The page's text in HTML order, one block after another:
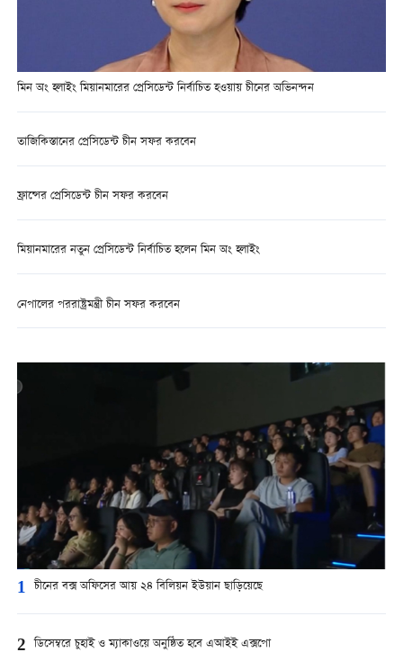
মিন অং হ্লাইং মিয়ানমারের প্রেসিডেন্ট নির্বাচিত হওয়ায় চীনের অভিনন্দন
তাজিকিস্তানের প্রেসিডেন্ট চীন সফর করবেন
ফ্রান্সের প্রেসিডেন্ট চীন সফর করবেন
মিয়ানমারের নতুন প্রেসিডেন্ট নির্বাচিত হলেন মিন অং হ্লাইং
নেপালের পররাষ্ট্রমন্ত্রী চীন সফর করবেন
1 চীনের বক্স অফিসের আয় ২৪ বিলিয়ন ইউয়ান ছাড়িয়েছে
2 ডিসেম্বরে চুহাই ও ম্যাকাওয়ে অনুষ্ঠিত হবে এআইই এক্সপো